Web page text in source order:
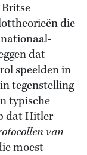
die
dat
speelden in
tegenstelling
typische
dat Hitler
van
moest